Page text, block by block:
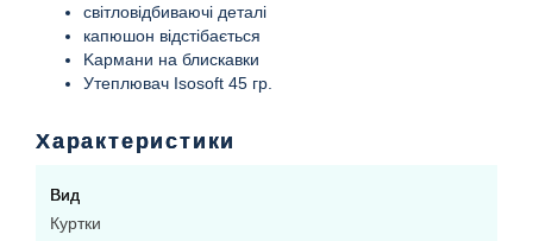
світловідбиваючі деталі
капюшон відстібається
Kармани на блискавки
Утеплювач Isosoft 45 гр.
Характеристики
Вид
Куртки